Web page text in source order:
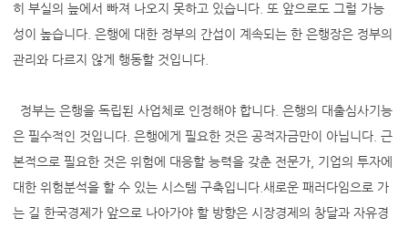
히 부실의 늪에서 빠져 나오지 못하고 있습니다. 또 앞으로도 그럴 가능
성이 높습니다. 은행에 대한 정부의 간섭이 계속되는 한 은행장은 정부의
관리와 다르지 않게 행동할 것입니다.
정부는 은행을 독립된 사업체로 인정해야 합니다. 은행의 대출심사기능
은 필수적인 것입니다. 은행에게 필요한 것은 공적자금만이 아닙니다. 근
본적으로 필요한 것은 위험에 대응할 능력을 갖춘 전문가, 기업의 투자에
대한 위험분석을 할 수 있는 시스템 구축입니다.새로운 패러다임으로 가
는 길 한국경제가 앞으로 나아가야 할 방향은 시장경제의 창달과 자유경